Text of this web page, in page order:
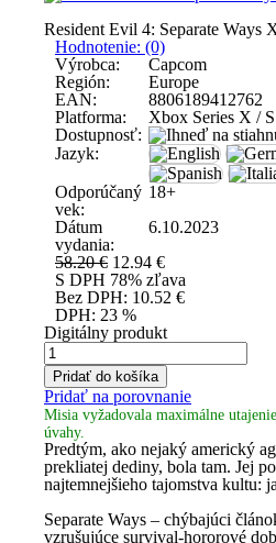
Resident Evil 4: Separate Ways
Hodnotenie: (0)
Výrobca:
Capcom
Región:
Europe
EAN:
8806189412762
Platforma:
Xbox Series X / S
Dostupnosť:
Jazyk:
Odporúčaný
vek:
18+
Dátum
vydania:
6.10.2023
58.20 € 12.94 €
S DPH 78% zľava
Bez DPH: 10.52 €
DPH: 23 %
Digitálny produkt
Pridať do košíka
Pridať na porovnanie
Misia vyžadovala maximálne
úvahy.
Predtým, ako nejaký americký
prekliatej dediny, bola tam. Jej
najtemnejšieho tajomstva kultu:
Separate Ways – chýbajúci
vzrušujúce survival-hororové